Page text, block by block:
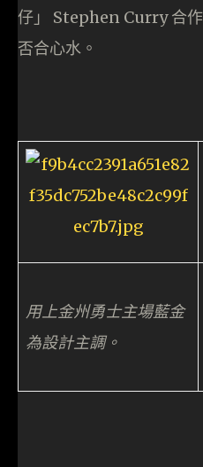
仔」 Stephen Curry 合
否合心水。
用上金州勇士主場藍金
為設計主調。